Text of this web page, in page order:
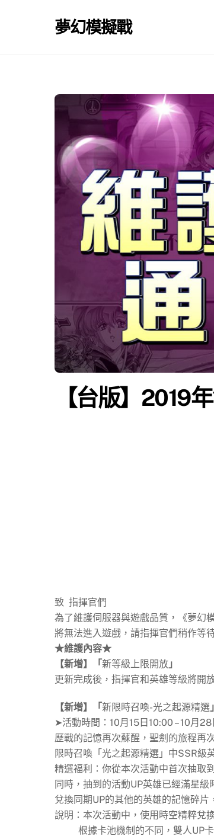
夢幻模擬戰
【台版】2019
致 指揮官們
為了維護伺服器與遊戲品質，《夢幻
將無法進入遊戲，請指揮官們稍作等
★維護內容★
【新增】「新等級上限開放 」
更新完成後，指揮官和英雄等級將開
【新增】 「新限時召喚-光之起源精選 」
➤活動時間：10月15日10:00 – 10月
歷戰的記憶再次蘇醒，聖劍的旅程再
限時召喚「光之起源精選」中SSR級
精選福利：你從本次活動中首次抽取
同時，抽到的活動UP英雄已經滿星
兌換同期UP的其他的英雄的記憶碎片
說明：本次活動中，使用時空精粹兌
根據卡池機制的不同，雙人UP卡